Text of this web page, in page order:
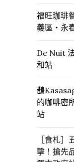
福旺珈琲
義區・永
De Nuit
和站
鵲
的咖啡密
站
［食札
擊！搶先